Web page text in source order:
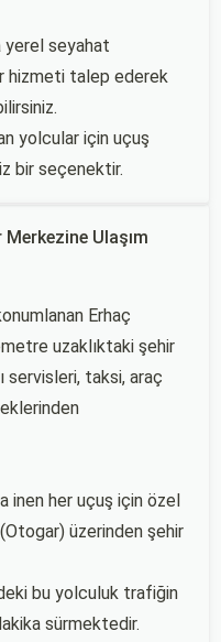
yerel seyahat
hizmeti talep ederek
yolcular için uçuş
bir seçenektir.
Ulaşım
Erhaç
uzaklıktaki şehir
servisleri, taksi, araç
inen her uçuş için özel
üzerinden şehir
bu yolculuk trafiğin
sürmektedir.